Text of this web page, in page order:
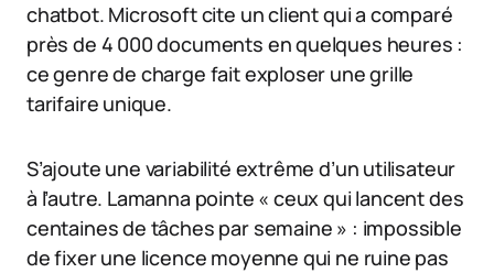
chatbot. Microsoft cite un client qui a comparé
près de 4 000 documents en quelques heures :
ce genre de charge fait exploser une grille
tarifaire unique.
S’ajoute une variabilité extrême d’un utilisateur
à l’autre. Lamanna pointe « ceux qui lancent des
centaines de tâches par semaine » : impossible
de fixer une licence moyenne qui ne ruine pas